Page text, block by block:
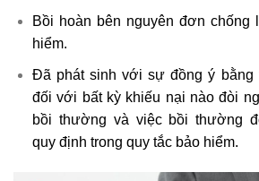
Bồi hoàn bên nguyên đơn
hiểm.
Đã phát sinh với sự đồng ý bằng
đối với bất kỳ khiếu nại nào đòi
bồi thường và việc bồi thường
quy định trong quy tắc bảo hiểm.